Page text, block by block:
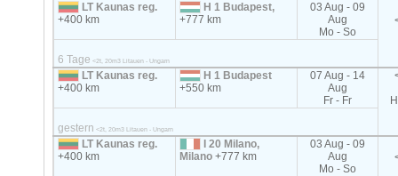
LT Kaunas reg.
+400 km
H 1 Budapest,
+777 km
03 Aug - 09
Aug
Mo - So
6 Tage <2t, 20m3 Litauen - Ungarn
LT Kaunas reg.
+400 km
H 1 Budapest
+550 km
07 Aug - 14
Aug
Fr - Fr
gestern <2t, 20m3 Litauen - Ungarn
LT Kaunas reg.
+400 km
I 20 Milano,
Milano+777 km
03 Aug - 09
Aug
Mo - So